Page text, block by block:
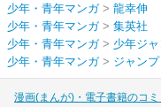
少年・青年マンガ> 龍幸伸
少年・青年マンガ> 集英社
少年・青年マンガ> 少年ジ
少年・青年マンガ> ジャン
漫画(まんが)・電子書籍のコ